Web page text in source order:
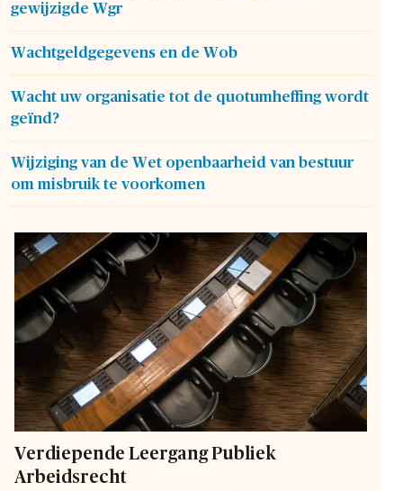
gewijzigde Wgr
Wachtgeldgegevens en de Wob
Wacht uw organisatie tot de quotumheffing wordt
geïnd?
Wijziging van de Wet openbaarheid van bestuur
om misbruik te voorkomen
Verdiepende Leergang Publiek
Arbeidsrecht